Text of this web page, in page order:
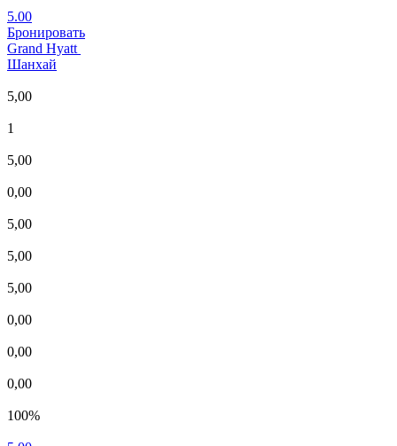
5.00
Бронировать
Grand Hyatt
Шанхай
5,00
1
5,00
0,00
5,00
5,00
5,00
0,00
0,00
0,00
100%